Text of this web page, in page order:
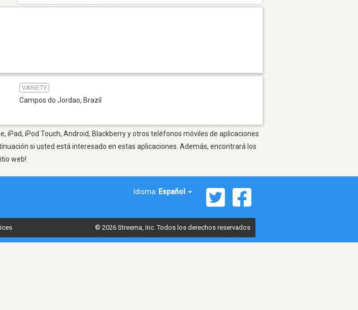
VARIETY
Campos do Jordao, Brazil
iPad, iPod Touch, Android, Blackberry y otros teléfonos móviles de aplicaciones
si usted está interesado en estas aplicaciones. Además, encontrará los
web!
Idioma: Español
© 2026 Streema, Inc. Todos los derechos reservados